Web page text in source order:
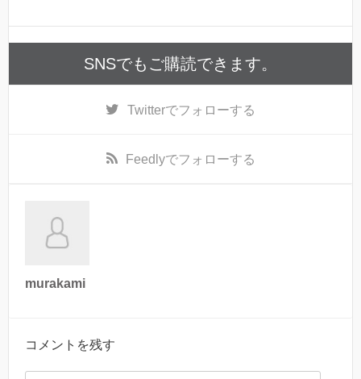
SNSでもご購読できます。
Twitterでフォローする
Feedlyでフォローする
murakami
コメントを残す